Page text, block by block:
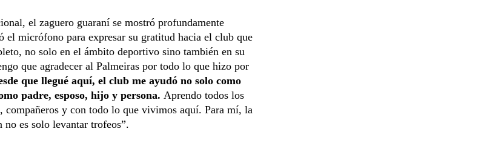
el zaguero guaraní se mostró profundamente
el micrófono para expresar su gratitud hacia el club que
no solo en el ámbito deportivo sino también en su
que agradecer al Palmeiras por todo lo que hizo por
que llegué aquí, el club me ayudó no solo como
padre, esposo, hijo y persona. Aprendo todos los
compañeros y con todo lo que vivimos aquí. Para mí, la
no es solo levantar trofeos”.